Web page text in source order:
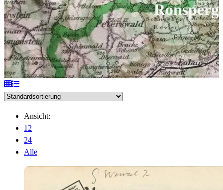
durchsuchen
Ronsperg
Ansicht:
12
24
Alle